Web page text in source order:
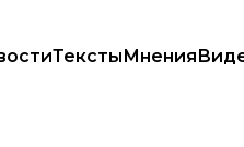
ТекстыМнения